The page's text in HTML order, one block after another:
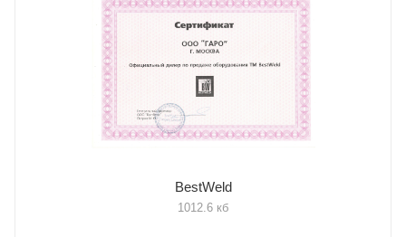
BestWeld
1012.6 кб